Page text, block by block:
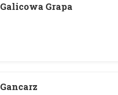
Galicowa Grapa
Gancarz